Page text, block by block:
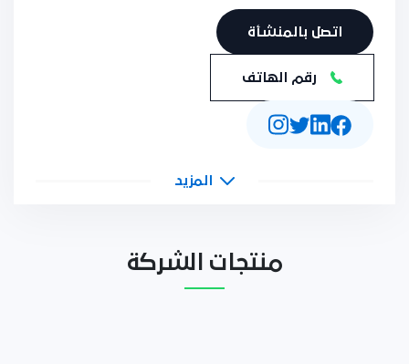
اتصل بالمنشأة
رقم الهاتف
المزيد
منتجات الشركة